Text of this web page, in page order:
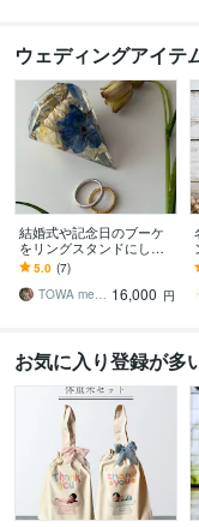
ウェディングアイテ
結婚式や記念日のブーケ
をリングスタンドにし残
します 特別な花束をイン
テリアとしても楽しめる
アフターブーケに
5.0 (7)
TOWA memorialbouquet 16,000 円
お気に入り登録が多